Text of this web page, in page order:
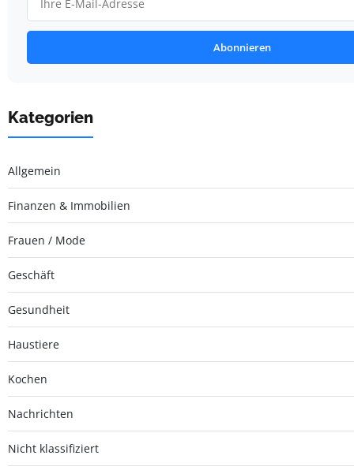
Abonnieren
Kategorien
Allgemein
Finanzen & Immobilien
Frauen / Mode
Geschäft
Gesundheit
Haustiere
Kochen
Nachrichten
Nicht klassifiziert